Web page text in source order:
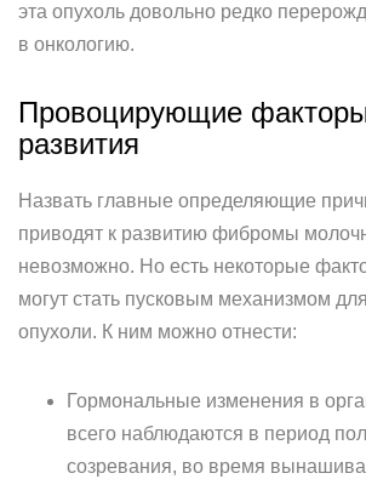
эта опухоль довольно редко
в онкологию.
Провоцирующие
развития
Назвать главные определяющие
приводят к развитию фибромы
невозможно. Но есть некоторые
могут стать пусковым механизмом
опухоли. К ним можно отнести:
Гормональные изменения в
всего наблюдаются в период
созревания, во время